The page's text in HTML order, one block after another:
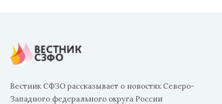
Вестник СФЗО рассказывает о новостях Северо-
Западного федерального округа России